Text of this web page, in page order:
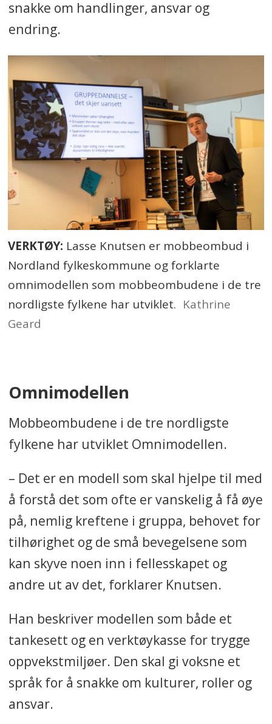
snakke om handlinger, ansvar og
endring.
VERKTØY: Lasse Knutsen er mobbeombud i
Nordland fylkeskommune og forklarte
omnimodellen som mobbeombudene i de tre
nordligste fylkene har utviklet. Kathrine
Geard
Omnimodellen
Mobbeombudene i de tre nordligste
fylkene har utviklet Omnimodellen.
– Det er en modell som skal hjelpe til med
å forstå det som ofte er vanskelig å få øye
på, nemlig kreftene i gruppa, behovet for
tilhørighet og de små bevegelsene som
kan skyve noen inn i fellesskapet og
andre ut av det, forklarer Knutsen.
Han beskriver modellen som både et
tankesett og en verktøykasse for trygge
oppvekstmiljøer. Den skal gi voksne et
språk for å snakke om kulturer, roller og
ansvar.